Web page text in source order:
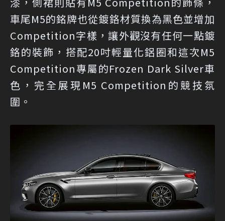
車尾M5的銘牌也從鍍鉻材質換為黑色並增加
Competition字樣，讓外觀沒有任何一點鍍
鉻的裝飾，搭配20吋輕量化鋁圈和這次M5
Competition專屬的Frozen Dark Silver車
色，完全展現M5 Competition的競技氛
圍。